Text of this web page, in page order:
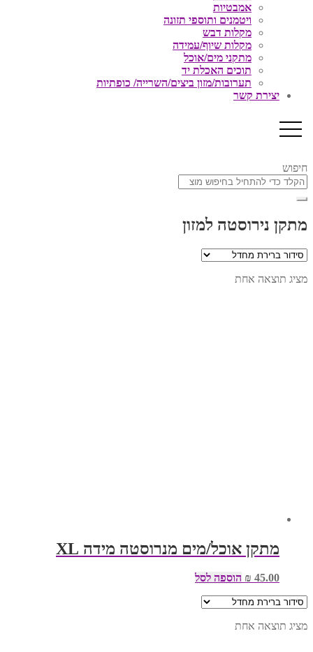
אמבטיות
ויטמנים ותוספי תזונה
מקלות דבש
מקלות שיוף/עמידה
מתקני מים/אוכל
תוכים האכלת יד
תערובות/מזון ביצים/השרייה/ כופתיות
יצירת קשר
חיפוש
מתקן נירוסטה למזון
מציג תוצאה אחת
מתקן אוכל/מים מנרוסטה מידה XL
₪ 45.00 הוספה לסל
מציג תוצאה אחת